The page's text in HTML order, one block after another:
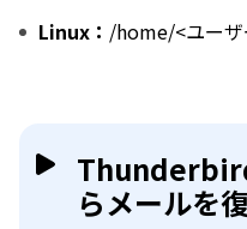
Linux： /home/<ユー
らメールを